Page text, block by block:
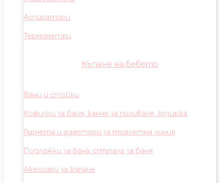
Аспиратори
Термометри
Къпане на бебето
Вани и стойки
Кофички за баня, канче за поливане, козирка
Гърнета и адаптори за тоалетна чиния
Подложки за вана, стъпала за баня
Акесоари за къпане